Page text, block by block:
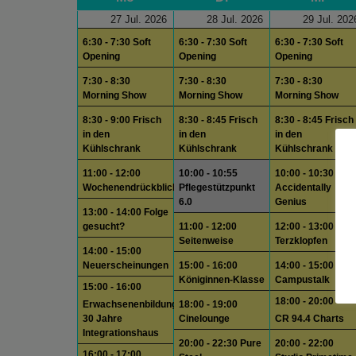
27 Jul. 2026
6:30 - 7:30 Soft
Opening
7:30 - 8:30
Morning Show
8:30 - 9:00 Frisch
in den
Kühlschrank
11:00 - 12:00
Wochenendrückblick
13:00 - 14:00 Folge
gesucht?
14:00 - 15:00
Neuerscheinungen
15:00 - 16:00
Erwachsenenbildung
30 Jahre
Integrationshaus
28 Jul. 2026
6:30 - 7:30 Soft
Opening
7:30 - 8:30
Morning Show
8:30 - 8:45 Frisch
in den
Kühlschrank
10:00 - 10:55
Pflegestützpunkt
6.0
11:00 - 12:00
Seitenweise
15:00 - 16:00
Königinnen-Klasse
18:00 - 19:00
Cinelounge
20:00 - 22:30 Pure
29 Jul.
6:30 - 7:30 Soft
Opening
7:30 - 8:30
Morning Show
8:30 - 8:45 Frisch
in den
Kühlschrank
10:00 - 10:30
Accidentally
Genius
12:00 - 13:00
Terzklopfen
14:00 - 15:00
Campustalk
18:00 - 20:00
CR 94.4 Charts
20:00 - 22:00